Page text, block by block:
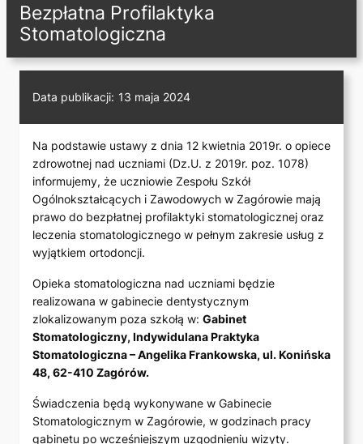
Bezpłatna Profilaktyka
Stomatologiczna
Data publikacji: 13 maja 2024
Na podstawie ustawy z dnia 12 kwietnia 2019r. o opiece
zdrowotnej nad uczniami (Dz.U. z 2019r. poz. 1078)
informujemy, że uczniowie Zespołu Szkół
Ogólnokształcących i Zawodowych w Zagórowie mają
prawo do bezpłatnej profilaktyki stomatologicznej oraz
leczenia stomatologicznego w pełnym zakresie usług z
wyjątkiem ortodoncji.
Opieka stomatologiczna nad uczniami będzie
realizowana w gabinecie dentystycznym
zlokalizowanym poza szkołą w: Gabinet
Stomatologiczny, Indywidulana Praktyka
Stomatologiczna – Angelika Frankowska, ul. Konińska
48, 62-410 Zagórów.
Świadczenia będą wykonywane w Gabinecie
Stomatologicznym w Zagórowie, w godzinach pracy
gabinetu po wcześniejszym uzgodnieniu wizyty.